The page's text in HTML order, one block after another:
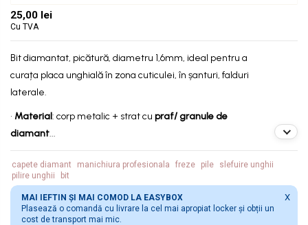
25,00 lei
Cu TVA
Bit diamantat, picătură, diametru 1,6mm, ideal pentru a
curața placa unghială în zona cuticulei, în șanturi, falduri
laterale.
• Material: corp metalic + strat cu praf/ granule de
diamant...
capete diamant manichiura profesionala freze pile
slefuire unghii
pilire unghii
bit
MAI IEFTIN ȘI MAI COMOD LA EASYBOX
Plasează o comandă cu livrare la cel mai apropiat locker și obții un
cost de transport mai mic.
X